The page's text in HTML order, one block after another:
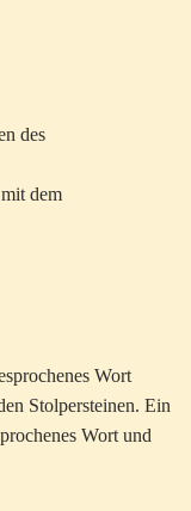
des
dem
Wort
Stolpersteinen. Ein
Wort und